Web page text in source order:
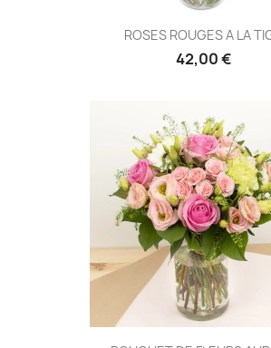
ROSES ROUGES A LA
42,00 €